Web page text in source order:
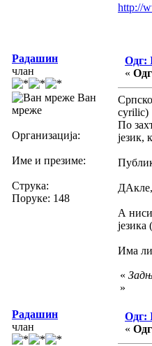
http://
Радашин
члан
Ван
мреже
Организација:
Име и презиме:
Струка:
Поруке: 148
Одг:
«
cyrilic)
По
језик,
ДАкле,
А
Има ли
«
»
Радашин
члан
Одг:
«